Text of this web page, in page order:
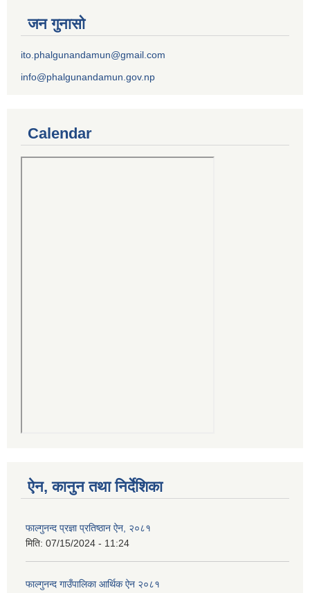
जन गुनासो
ito.phalgunandamun@gmail.com
info@phalgunandamun.gov.np
Calendar
ऐन, कानुन तथा निर्देशिका
फाल्गुनन्द प्रज्ञा प्रतिष्ठान ऐन, २०८१
मिति: 07/15/2024 - 11:24
फाल्गुनन्द गाउँपालिका आर्थिक ऐन २०८१